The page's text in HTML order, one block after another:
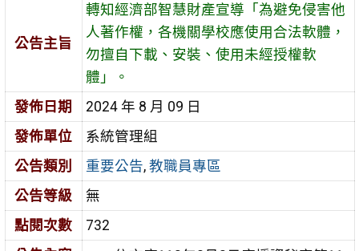
公告主旨
轉知經濟部智慧財產宣導「為避免侵害他
人著作權，各機關學校應使用合法軟體，
勿擅自下載、安裝、使用未經授權軟
體」。
發佈日期
2024 年 8 月 09 日
發佈單位
系統管理組
公告類別
重要公告, 教職員專區
公告等級
無
點閱次數
732